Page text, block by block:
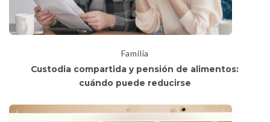
Familia
Custodia compartida y pensión de alimentos:
cuándo puede reducirse